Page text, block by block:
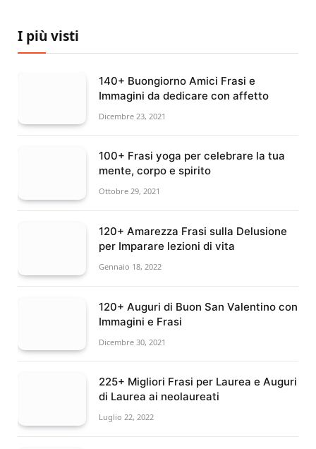
I più visti
140+ Buongiorno Amici Frasi e
Immagini da dedicare con affetto
Dicembre 23, 2021
100+ Frasi yoga per celebrare la tua
mente, corpo e spirito
Ottobre 29, 2021
120+ Amarezza Frasi sulla Delusione
per Imparare lezioni di vita
Gennaio 18, 2022
120+ Auguri di Buon San Valentino con
Immagini e Frasi
Dicembre 30, 2021
225+ Migliori Frasi per Laurea e Auguri
di Laurea ai neolaureati
Luglio 22, 2022